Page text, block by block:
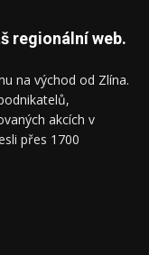
regionální web.
na východ od Zlína.
akcích v
přes 1700